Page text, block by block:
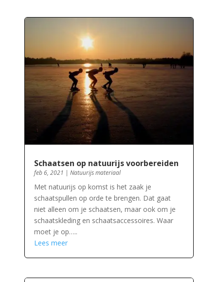
Schaatsen op natuurijs voorbereiden
feb 6, 2021 | Natuurijs materiaal
Met natuurijs op komst is het zaak je
schaatspullen op orde te brengen. Dat gaat
niet alleen om je schaatsen, maar ook om je
schaatskleding en schaatsaccessoires. Waar
moet je op…..
Lees meer